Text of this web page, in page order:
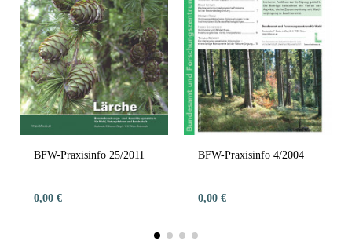
BFW-Praxisinfo 25/2011
0,00 €
BFW-Praxisinfo 4/2004
0,00 €